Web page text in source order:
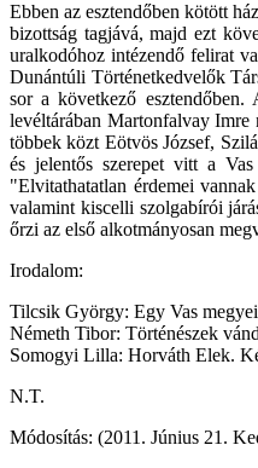
Ebben az esztendőben kötött
bizottság tagjává, majd ezt
uralkodóhoz intézendő felirat
Dunántúli Történetkedvelők
sor a következő
levéltárában Martonfalvay Imre
többek közt Eötvös József,
és jelentős szerepet vitt a
"Elvitathatatlan érdemei
valamint kiscelli szolgabírói
őrzi az első alkotmányosan
Irodalom:
Tilcsik György: Egy Vas
Németh Tibor: Történészek
Somogyi Lilla: Horváth Elek.
N.T.
Módosítás: (2011. Június 21.